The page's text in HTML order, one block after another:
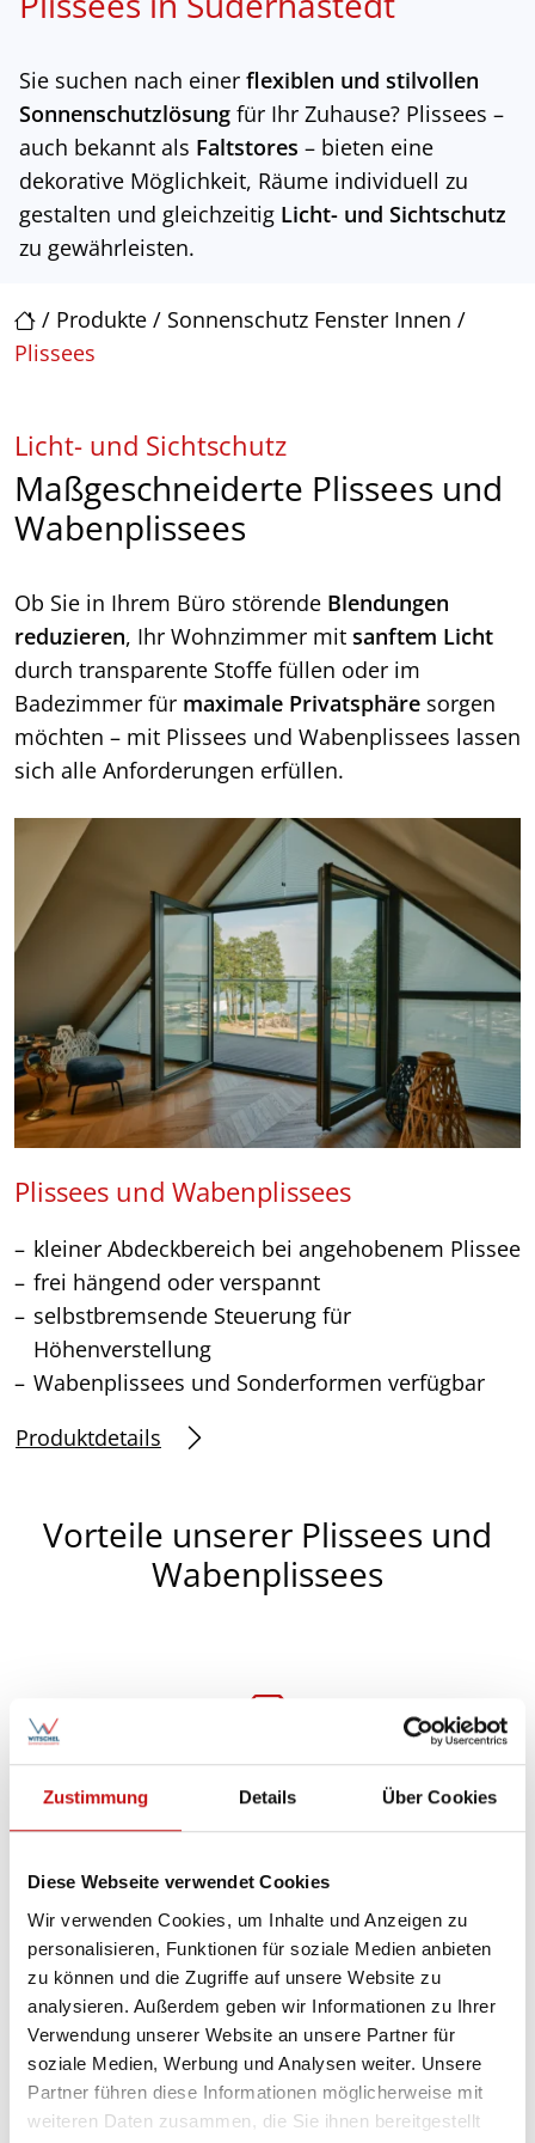
Zustimmung Details Über Cookies
Diese Webseite verwendet Cookies
Wir verwenden Cookies, um Inhalte und Anzeigen zu
personalisieren, Funktionen für soziale Medien anbieten
zu können und die Zugriffe auf unsere Website zu
analysieren. Außerdem geben wir Informationen zu Ihrer
Verwendung unserer Website an unsere Partner für
soziale Medien, Werbung und Analysen weiter. Unsere
Partner führen diese Informationen möglicherweise mit
weiteren Daten zusammen, die Sie ihnen bereitgestellt
/ Produkte / Sonnenschutz Fenster Innen /
Plissees
Sie suchen nach einer flexiblen und stilvollen
Sonnenschutzlösung für Ihr Zuhause? Plissees –
auch bekannt als Faltstores – bieten eine
dekorative Möglichkeit, Räume individuell zu
gestalten und gleichzeitig Licht- und Sichtschutz
zu gewährleisten.
Licht- und Sichtschutz
Maßgeschneiderte Plissees und
Wabenplissees
Ob Sie in Ihrem Büro störende Blendungen
reduzieren, Ihr Wohnzimmer mit sanftem Licht
durch transparente Stoffe füllen oder im
Badezimmer für maximale Privatsphäre sorgen
möchten – mit Plissees und Wabenplissees lassen
sich alle Anforderungen erfüllen.
Plissees und Wabenplissees
kleiner Abdeckbereich bei angehobenem Plissee
frei hängend oder verspannt
selbstbremsende Steuerung für
Höhenverstellung
Wabenplissees und Sonderformen verfügbar
Produktdetails
Vorteile unserer Plissees und
Wabenplissees
Maßgefertigt für nahezu jede Fensterform und -
größe
Große Auswahl an Farben, Stoffen und Mustern